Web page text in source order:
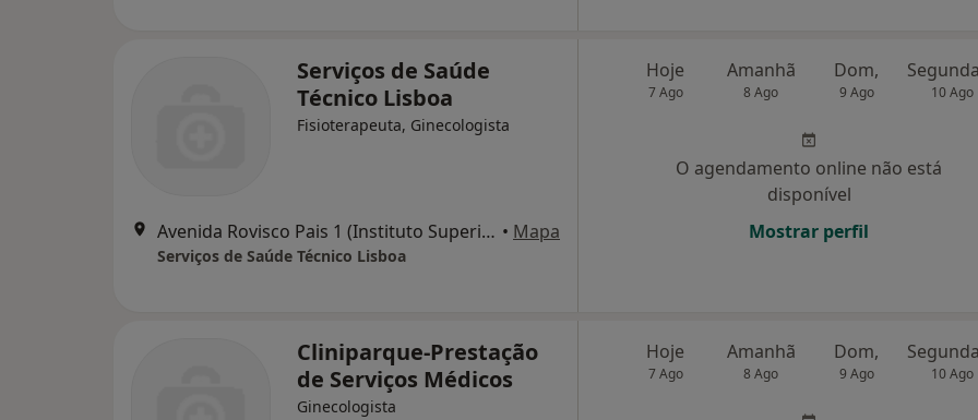
Serviços de Saúde
Técnico Lisboa
Fisioterapeuta, Ginecologista
Avenida Rovisco Pais 1 (Instituto Superior Técnico), Lisboa • Mapa
Serviços de Saúde Técnico Lisboa
Hoje
7 Ago
Amanhã
8 Ago
Dom,
9 Ago 10 Ago
O agendamento online não está
disponível
Mostrar perfil
Cliniparque-Prestação
de Serviços Médicos
Ginecologista
Hoje
7 Ago
Amanhã
8 Ago
Dom,
9 Ago 10 Ago